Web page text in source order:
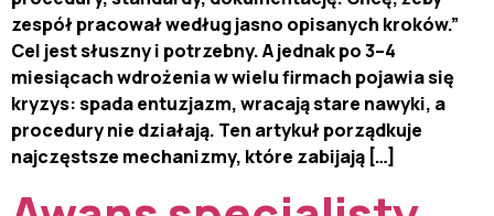
zespół pracował według jasno opisanych kroków.”
Cel jest słuszny i potrzebny. A jednak po 3–4
miesiącach wdrożenia w wielu firmach pojawia się
kryzys: spada entuzjazm, wracają stare nawyki, a
procedury nie działają. Ten artykuł porządkuje
najczęstsze mechanizmy, które zabijają […]